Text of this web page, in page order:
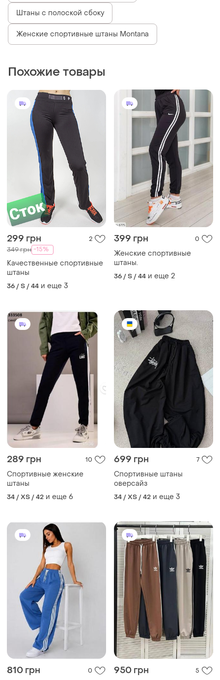
Штаны с полоской сбоку
Женские спортивные штаны Montana
Похожие товары
299 грн 2
349 грн -15%
Качественные спортивные
штаны
36 / S / 44 и еще 3
399 грн 0
Женские спортивные
штаны.
36 / S / 44 и еще 2
289 грн 10
Спортивные женские
штаны
34 / XS / 42 и еще 6
699 грн 7
Спортивные штаны
оверсайз
34 / XS / 42 и еще 3
810 грн 0 950 грн 5